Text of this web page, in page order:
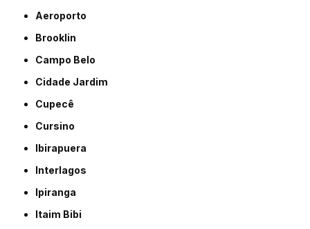
Aeroporto
Brooklin
Campo Belo
Cidade Jardim
Cupecê
Cursino
Ibirapuera
Interlagos
Ipiranga
Itaim Bibi